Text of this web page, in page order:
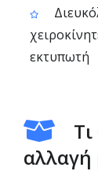
εκτυπωτή
αλλαγή